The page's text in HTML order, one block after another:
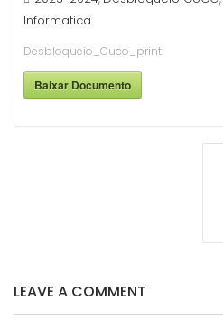
Informatica
Desbloqueio_Cuco_print
Baixar Documento
LEAVE A COMMENT